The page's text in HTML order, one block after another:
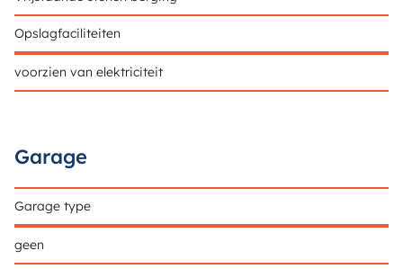
Opslagfaciliteiten
voorzien van elektriciteit
Garage
Garage type
geen